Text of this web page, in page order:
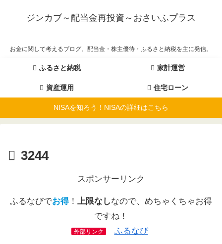
ジンカブ～配当金再投資～おさいふプラス
お金に関して考えるブログ。配当金・株主優待・ふるさと納税を主に発信。
ふるさと納税 家計運営
資産運用 住宅ローン
NISAを知ろう！NISAの詳細はこちら
3244
スポンサーリンク
ふるなびでお得！ 上限なしなので、めちゃくちゃお得
ですね！
外部リンク ふるなび